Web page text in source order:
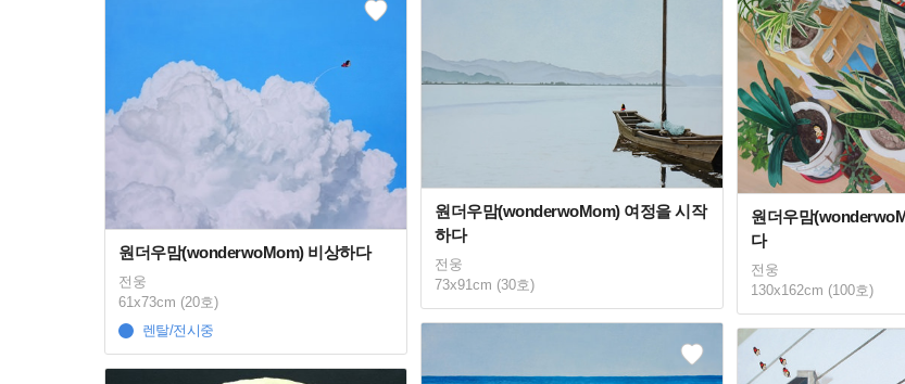
원더우맘(wonderwoMom) 여정을 시작
하다
전웅
73x91cm (30호)
원더우맘
다
전웅
130x162cm (100호)
원더우맘(wonderwoMom) 비상하다
전웅
61x73cm (20호)
렌탈/전시중